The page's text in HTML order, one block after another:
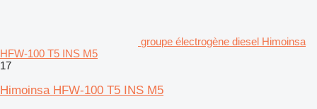
groupe électrogène diesel Himoinsa
HFW-100 T5 INS M5
17
Himoinsa HFW-100 T5 INS M5